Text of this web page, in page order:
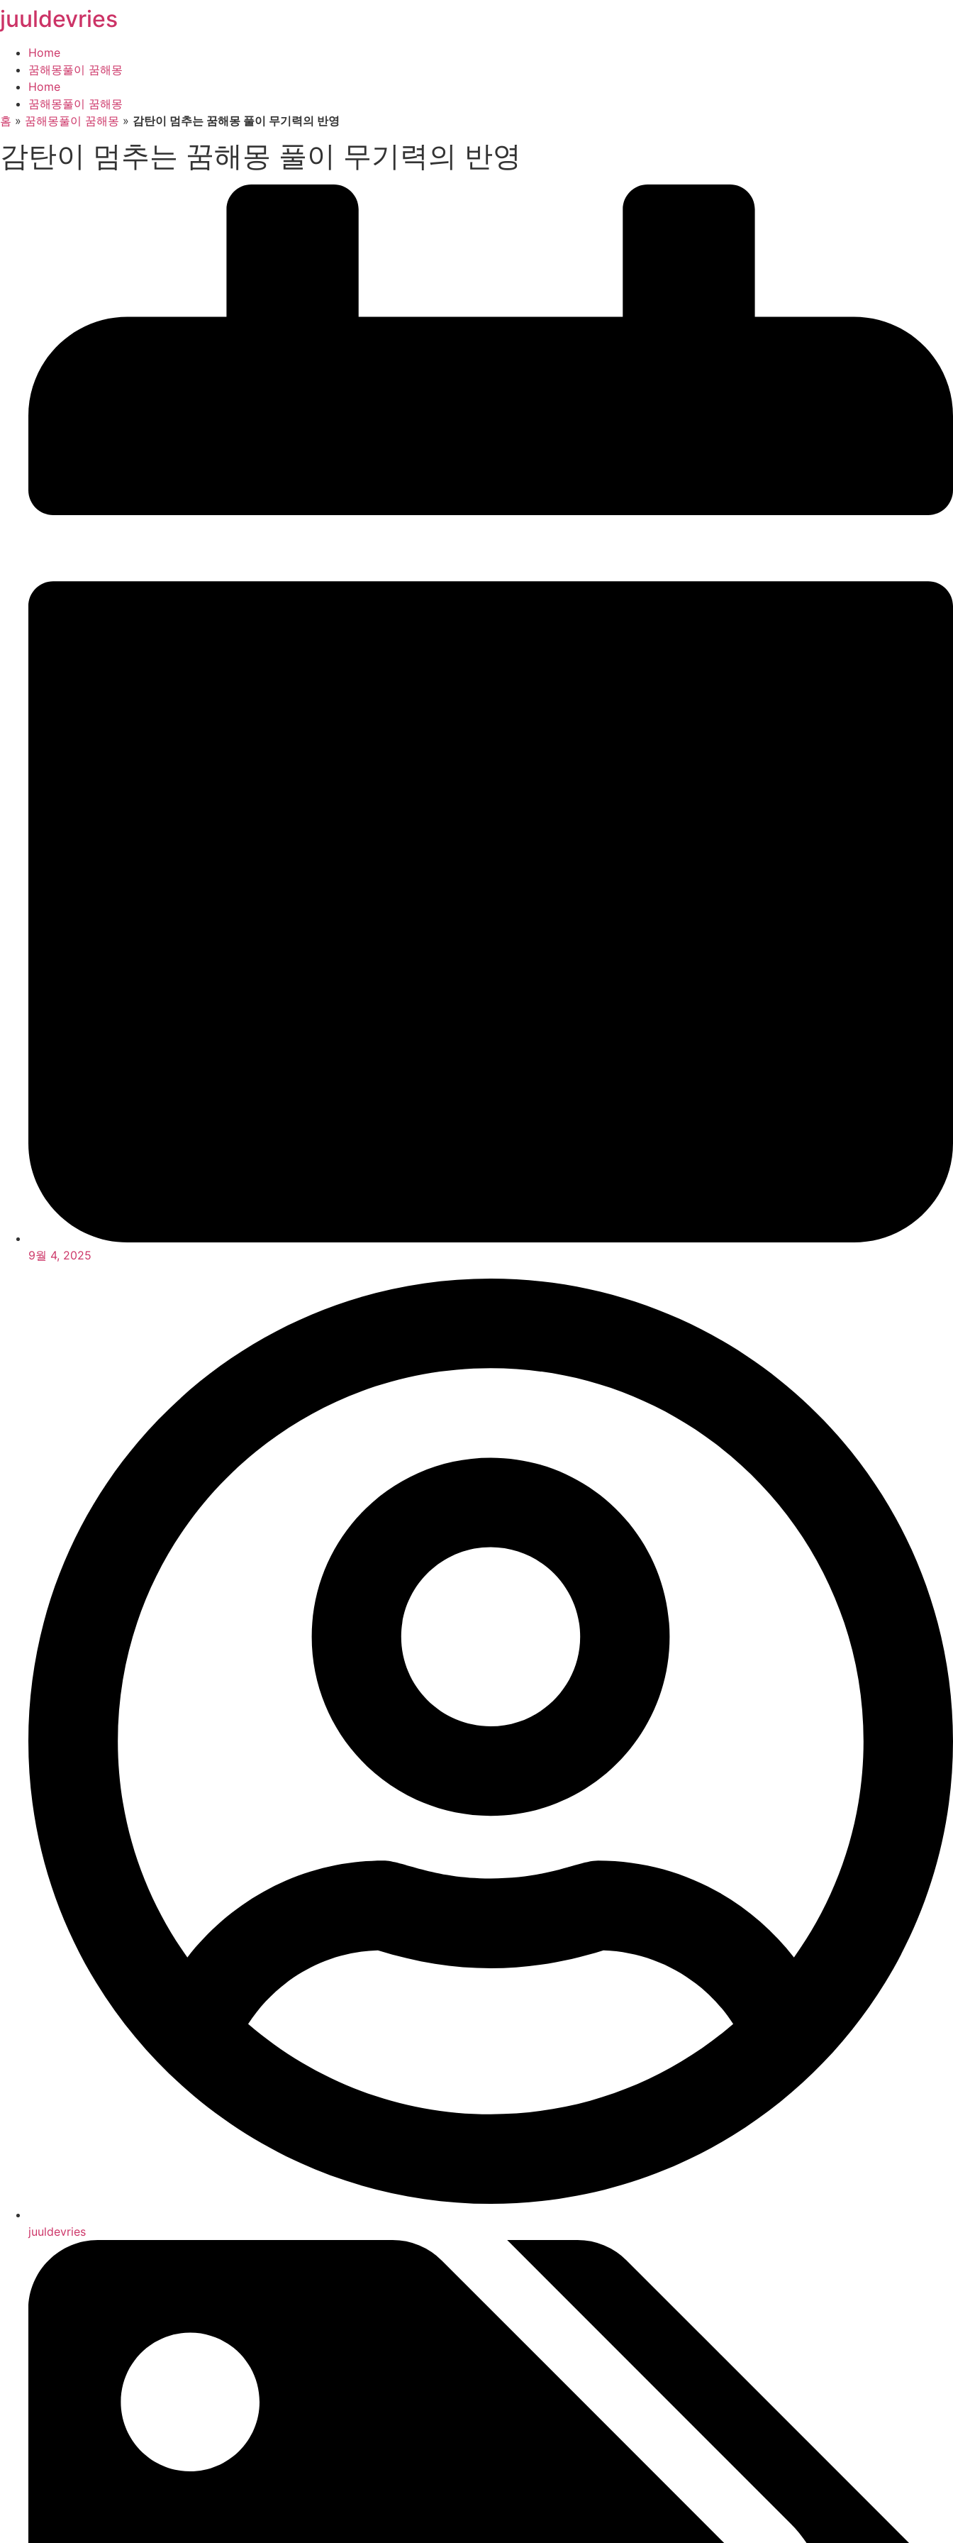
콘
텐
뛰
juuldevries
Home
꿈해몽풀이 꿈해몽
Home
꿈해몽풀이 꿈해몽
홈 » 꿈해몽풀이 꿈해몽 » 감탄이 멈추는 꿈해몽 풀이 무기력의 반영
감탄이 멈추는 꿈해몽 풀이 무기력의 반영
9월 4, 2025
juuldevries